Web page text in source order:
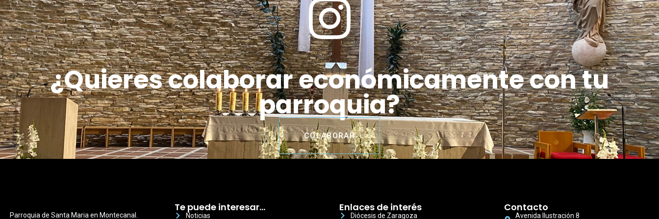
¿Quieres colaborar económicamente con tu
parroquia?
COLABORAR
Parroquia de Santa Maria en Montecanal.
Te puede interesar…
Noticias
Enlaces de interés
Diócesis de Zaragoza
Contacto
Avenida Ilustración 8